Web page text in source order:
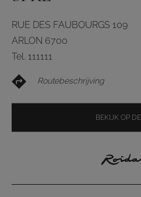
RUE DES FAUBOURGS 109
ARLON 6700
Tel. 111111
Routebeschrijving
BEKIJK OP